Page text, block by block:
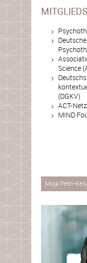
Deutsche
Science
(DGKV)
ACT-
MIND
Mirja Petri-